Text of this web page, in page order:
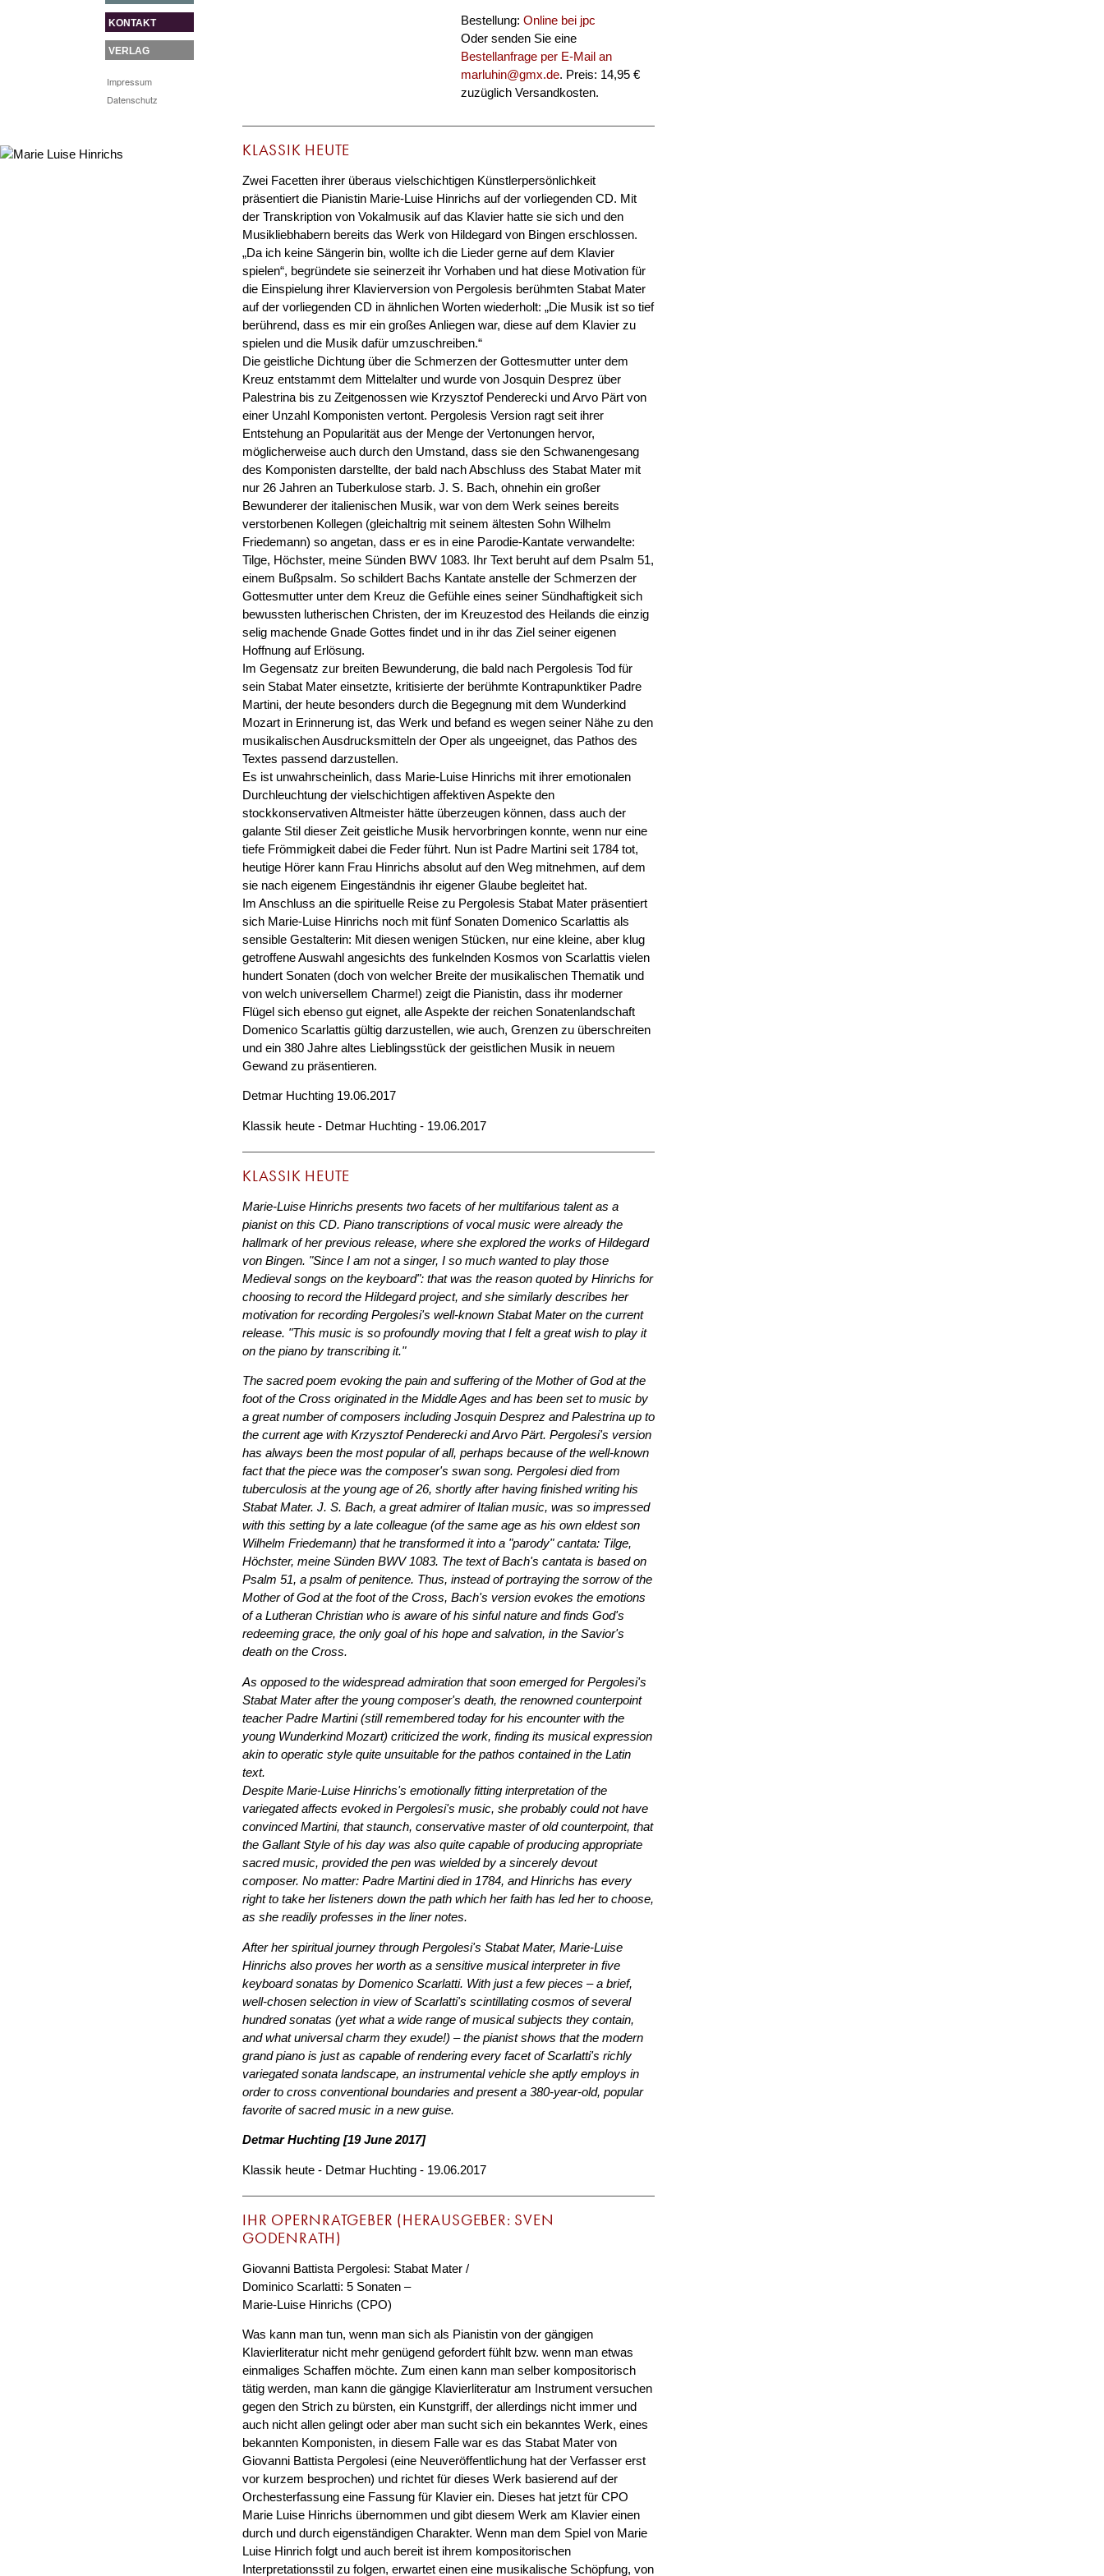
KONTAKT
VERLAG
Impressum
Datenschutz
Bestellung: Online bei jpc
Oder senden Sie eine
Bestellanfrage per E-Mail an
marluhin@gmx.de. Preis: 14,95 €
zuzüglich Versandkosten.
KLASSIK HEUTE
Zwei Facetten ihrer überaus vielschichtigen Künstlerpersönlichkeit
präsentiert die Pianistin Marie-Luise Hinrichs auf der vorliegenden CD. Mit
der Transkription von Vokalmusik auf das Klavier hatte sie sich und den
Musikliebhabern bereits das Werk von Hildegard von Bingen erschlossen.
„Da ich keine Sängerin bin, wollte ich die Lieder gerne auf dem Klavier
spielen“, begründete sie seinerzeit ihr Vorhaben und hat diese Motivation für
die Einspielung ihrer Klavierversion von Pergolesis berühmten Stabat Mater
auf der vorliegenden CD in ähnlichen Worten wiederholt: „Die Musik ist so tief
berührend, dass es mir ein großes Anliegen war, diese auf dem Klavier zu
spielen und die Musik dafür umzuschreiben.“
Die geistliche Dichtung über die Schmerzen der Gottesmutter unter dem
Kreuz entstammt dem Mittelalter und wurde von Josquin Desprez über
Palestrina bis zu Zeitgenossen wie Krzysztof Penderecki und Arvo Pärt von
einer Unzahl Komponisten vertont. Pergolesis Version ragt seit ihrer
Entstehung an Popularität aus der Menge der Vertonungen hervor,
möglicherweise auch durch den Umstand, dass sie den Schwanengesang
des Komponisten darstellte, der bald nach Abschluss des Stabat Mater mit
nur 26 Jahren an Tuberkulose starb. J. S. Bach, ohnehin ein großer
Bewunderer der italienischen Musik, war von dem Werk seines bereits
verstorbenen Kollegen (gleichaltrig mit seinem ältesten Sohn Wilhelm
Friedemann) so angetan, dass er es in eine Parodie-Kantate verwandelte:
Tilge, Höchster, meine Sünden BWV 1083. Ihr Text beruht auf dem Psalm 51,
einem Bußpsalm. So schildert Bachs Kantate anstelle der Schmerzen der
Gottesmutter unter dem Kreuz die Gefühle eines seiner Sündhaftigkeit sich
bewussten lutherischen Christen, der im Kreuzestod des Heilands die einzig
selig machende Gnade Gottes findet und in ihr das Ziel seiner eigenen
Hoffnung auf Erlösung.
Im Gegensatz zur breiten Bewunderung, die bald nach Pergolesis Tod für
sein Stabat Mater einsetzte, kritisierte der berühmte Kontrapunktiker Padre
Martini, der heute besonders durch die Begegnung mit dem Wunderkind
Mozart in Erinnerung ist, das Werk und befand es wegen seiner Nähe zu den
musikalischen Ausdrucksmitteln der Oper als ungeeignet, das Pathos des
Textes passend darzustellen.
Es ist unwahrscheinlich, dass Marie-Luise Hinrichs mit ihrer emotionalen
Durchleuchtung der vielschichtigen affektiven Aspekte den
stockkonservativen Altmeister hätte überzeugen können, dass auch der
galante Stil dieser Zeit geistliche Musik hervorbringen konnte, wenn nur eine
tiefe Frömmigkeit dabei die Feder führt. Nun ist Padre Martini seit 1784 tot,
heutige Hörer kann Frau Hinrichs absolut auf den Weg mitnehmen, auf dem
sie nach eigenem Eingeständnis ihr eigener Glaube begleitet hat.
Im Anschluss an die spirituelle Reise zu Pergolesis Stabat Mater präsentiert
sich Marie-Luise Hinrichs noch mit fünf Sonaten Domenico Scarlattis als
sensible Gestalterin: Mit diesen wenigen Stücken, nur eine kleine, aber klug
getroffene Auswahl angesichts des funkelnden Kosmos von Scarlattis vielen
hundert Sonaten (doch von welcher Breite der musikalischen Thematik und
von welch universellem Charme!) zeigt die Pianistin, dass ihr moderner
Flügel sich ebenso gut eignet, alle Aspekte der reichen Sonatenlandschaft
Domenico Scarlattis gültig darzustellen, wie auch, Grenzen zu überschreiten
und ein 380 Jahre altes Lieblingsstück der geistlichen Musik in neuem
Gewand zu präsentieren.
Detmar Huchting 19.06.2017
Klassik heute - Detmar Huchting - 19.06.2017
KLASSIK HEUTE
Marie-Luise Hinrichs presents two facets of her multifarious talent as a
pianist on this CD. Piano transcriptions of vocal music were already the
hallmark of her previous release, where she explored the works of Hildegard
von Bingen. "Since I am not a singer, I so much wanted to play those
Medieval songs on the keyboard": that was the reason quoted by Hinrichs for
choosing to record the Hildegard project, and she similarly describes her
motivation for recording Pergolesi's well-known Stabat Mater on the current
release. "This music is so profoundly moving that I felt a great wish to play it
on the piano by transcribing it."
The sacred poem evoking the pain and suffering of the Mother of God at the
foot of the Cross originated in the Middle Ages and has been set to music by
a great number of composers including Josquin Desprez and Palestrina up to
the current age with Krzysztof Penderecki and Arvo Pärt. Pergolesi's version
has always been the most popular of all, perhaps because of the well-known
fact that the piece was the composer's swan song. Pergolesi died from
tuberculosis at the young age of 26, shortly after having finished writing his
Stabat Mater. J. S. Bach, a great admirer of Italian music, was so impressed
with this setting by a late colleague (of the same age as his own eldest son
Wilhelm Friedemann) that he transformed it into a "parody" cantata: Tilge,
Höchster, meine Sünden BWV 1083. The text of Bach's cantata is based on
Psalm 51, a psalm of penitence. Thus, instead of portraying the sorrow of the
Mother of God at the foot of the Cross, Bach's version evokes the emotions
of a Lutheran Christian who is aware of his sinful nature and finds God's
redeeming grace, the only goal of his hope and salvation, in the Savior's
death on the Cross.
As opposed to the widespread admiration that soon emerged for Pergolesi's
Stabat Mater after the young composer's death, the renowned counterpoint
teacher Padre Martini (still remembered today for his encounter with the
young Wunderkind Mozart) criticized the work, finding its musical expression
akin to operatic style quite unsuitable for the pathos contained in the Latin
text.
Despite Marie-Luise Hinrichs's emotionally fitting interpretation of the
variegated affects evoked in Pergolesi's music, she probably could not have
convinced Martini, that staunch, conservative master of old counterpoint, that
the Gallant Style of his day was also quite capable of producing appropriate
sacred music, provided the pen was wielded by a sincerely devout
composer. No matter: Padre Martini died in 1784, and Hinrichs has every
right to take her listeners down the path which her faith has led her to choose,
as she readily professes in the liner notes.
After her spiritual journey through Pergolesi's Stabat Mater, Marie-Luise
Hinrichs also proves her worth as a sensitive musical interpreter in five
keyboard sonatas by Domenico Scarlatti. With just a few pieces – a brief,
well-chosen selection in view of Scarlatti's scintillating cosmos of several
hundred sonatas (yet what a wide range of musical subjects they contain,
and what universal charm they exude!) – the pianist shows that the modern
grand piano is just as capable of rendering every facet of Scarlatti's richly
variegated sonata landscape, an instrumental vehicle she aptly employs in
order to cross conventional boundaries and present a 380-year-old, popular
favorite of sacred music in a new guise.
Detmar Huchting [19 June 2017]
Klassik heute - Detmar Huchting - 19.06.2017
IHR OPERNRATGEBER (HERAUSGEBER: SVEN
GODENRATH)
Giovanni Battista Pergolesi: Stabat Mater /
Dominico Scarlatti: 5 Sonaten –
Marie-Luise Hinrichs (CPO)
Was kann man tun, wenn man sich als Pianistin von der gängigen
Klavierliteratur nicht mehr genügend gefordert fühlt bzw. wenn man etwas
einmaliges Schaffen möchte. Zum einen kann man selber kompositorisch
tätig werden, man kann die gängige Klavierliteratur am Instrument versuchen
gegen den Strich zu bürsten, ein Kunstgriff, der allerdings nicht immer und
auch nicht allen gelingt oder aber man sucht sich ein bekanntes Werk, eines
bekannten Komponisten, in diesem Falle war es das Stabat Mater von
Giovanni Battista Pergolesi (eine Neuveröffentlichung hat der Verfasser erst
vor kurzem besprochen) und richtet für dieses Werk basierend auf der
Orchesterfassung eine Fassung für Klavier ein. Dieses hat jetzt für CPO
Marie Luise Hinrichs übernommen und gibt diesem Werk am Klavier einen
durch und durch eigenständigen Charakter. Wenn man dem Spiel von Marie
Luise Hinrich folgt und auch bereit ist ihrem kompositorischen
Interpretationsstil zu folgen, erwartet einen eine musikalische Schöpfung, von